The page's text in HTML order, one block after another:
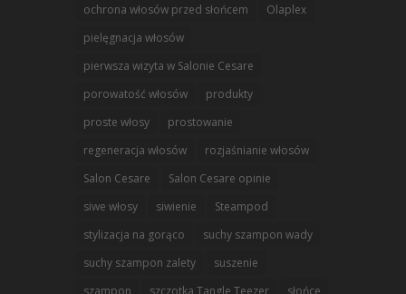
ochrona włosów przed słońcem
Olaplex
pielęgnacja włosów
pierwsza wizyta w Salonie Cesare
porowatość włosów
produkty
proste włosy
prostowanie
regeneracja włosów
rozjaśnianie włosów
Salon Cesare
Salon Cesare opinie
siwe włosy
siwienie
Steampod
stylizacja na gorąco
suchy szampon wady
suchy szampon zalety
suszenie
szampon
szczotka Tangle Teezer słońce